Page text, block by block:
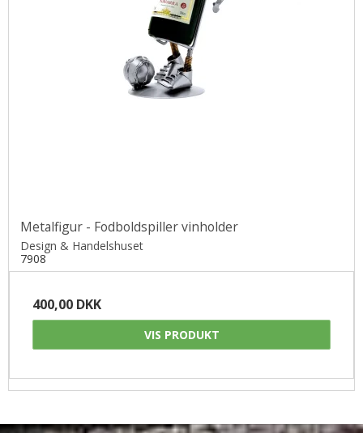
Metalfigur - Fodboldspiller vinholder
Design & Handelshuset
7908
400,00 DKK
VIS PRODUKT